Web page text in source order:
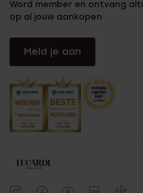
Word member en ontvang
op al jouw aankopen
Meld je aan